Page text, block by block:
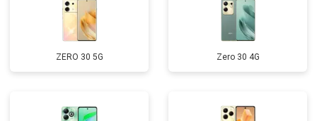
ZERO 30 5G Zero 30 4G